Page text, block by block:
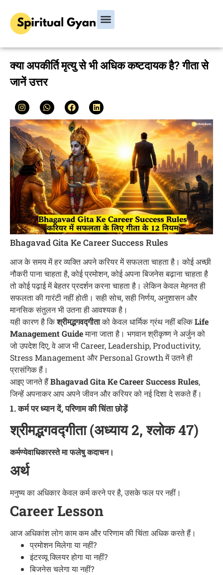
क्या अपकीर्ति मृत्यु से भी अधिक कष्टदायक है? गीता से
जानें उत्तर
Bhagavad Gita Ke Career Success Rules
आज के समय में हर व्यक्ति अपने करियर में सफलता चाहता है। कोई अच्छी
नौकरी पाना चाहता है, कोई प्रमोशन, कोई अपना बिजनेस बढ़ाना चाहता है
तो कोई पढ़ाई में बेहतर प्रदर्शन करना चाहता है। लेकिन केवल मेहनत ही
सफलता की गारंटी नहीं होती। सही सोच, सही निर्णय, अनुशासन और
मानसिक संतुलन भी उतना ही आवश्यक है।
यही कारण है किश्रीमद्भगवद्गीताको केवल धार्मिक ग्रंथ नहीं बल्किLife
Management Guideमाना जाता है। भगवान श्रीकृष्ण ने अर्जुन को
जो उपदेश दिए, वे आज भी Career, Leadership, Productivity,
Stress Management और Personal Growth में उतने ही
प्रासंगिक हैं।
आइए जानते हैंBhagavad Gita Ke Career Success Rules,
जिन्हें अपनाकर आप अपने जीवन और करियर को नई दिशा दे सकते हैं।
1. कर्म पर ध्यान दें, परिणाम की चिंता छोड़ें
श्रीमद्भगवद्गीता (अध्याय 2, श्लोक 47)
कर्मण्येवाधिकारस्ते मा फलेषु कदाचन।
अर्थ
मनुष्य का अधिकार केवल कर्म करने पर है, उसके फल पर नहीं।
Career Lesson
आज अधिकांश लोग काम कम और परिणाम की चिंता अधिक करते हैं।
प्रमोशन मिलेगा या नहीं?
इंटरव्यू क्लियर होगा या नहीं?
बिजनेस चलेगा या नहीं?